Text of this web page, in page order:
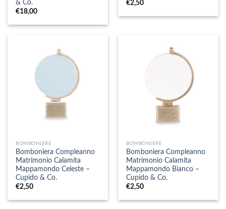
& Co.
€18,00
€2,50
BOMBONIERE
Bomboniera Compleanno
Matrimonio Calamita
Mappamondo Celeste –
Cupido & Co.
€2,50
BOMBONIERE
Bomboniera Compleanno
Matrimonio Calamita
Mappamondo Bianco –
Cupido & Co.
€2,50